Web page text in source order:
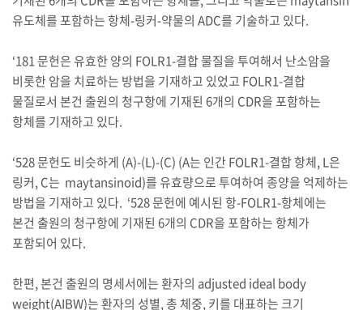
유도체를 포함하는 항체-링커-약물의 ADC를 기술하고 있다.
‘181 문헌은 유효한 양의 FOLR1-결합 물질을 투여해서 난소암을
비롯한 암을 치료하는 방법을 기재하고 있었고 FOLR1-결합
물질로서 본건 출원의 청구항에 기재된 6개의 CDR을 포함하는
항체를 기재하고 있다.
‘528 문헌도 비슷하게 (A)-(L)-(C) (A는 인간 FOLR1-결합 항체, L은
링커, C는 maytansinoid)를 유효량으로 투여하여 종양을 억제하는
방법을 기재하고 있다. ‘528 문헌에 예시된 항-FOLR1-항체에는
본건 출원의 청구항에 기재된 6개의 CDR을 포함하는 항체가
포함되어 있다.
한편, 본건 출원의 명세서에는 환자의 adjusted ideal body
weight(AIBW)는 환자의 성별, 총 체중, 키를 대표하는 크기